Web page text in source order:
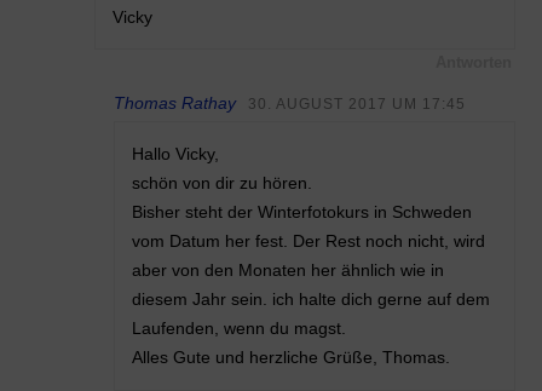
Vicky
Thomas Rathay 30. AUGUST 2017 UM 17:45
Hallo Vicky,
schön von dir zu hören.
Bisher steht der Winterfotokurs in Schweden
vom Datum her fest. Der Rest noch nicht, wird
aber von den Monaten her ähnlich wie in
diesem Jahr sein. ich halte dich gerne auf dem
Laufenden, wenn du magst.
Alles Gute und herzliche Grüße, Thomas.